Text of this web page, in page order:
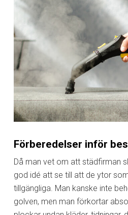
Förberedelser inför
Då man vet om att städfirman
god idé att se till att de ytor
tillgängliga. Man kanske inte
golven, men man förkortar